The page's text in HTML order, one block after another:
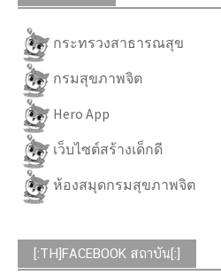
กระทรวงสาธารณสุข
กรมสุขภาพจิต
Hero App
เว็บไซต์สร้างเด็กดี
ห้องสมุดกรมสุขภาพจิต
[:TH]FACEBOOK สถาบัน[:]